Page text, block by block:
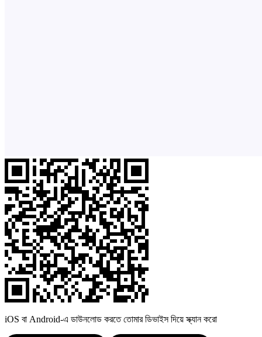
iOS বা Android-এ ডাউনলোড করতে তোমার ডিভাইস দিয়ে স্ক্যান করো